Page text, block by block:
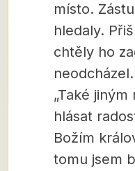
místo.
hledaly.
chtěly ho
neodcházel.
„Také
hlásat
Božím
tomu jsem